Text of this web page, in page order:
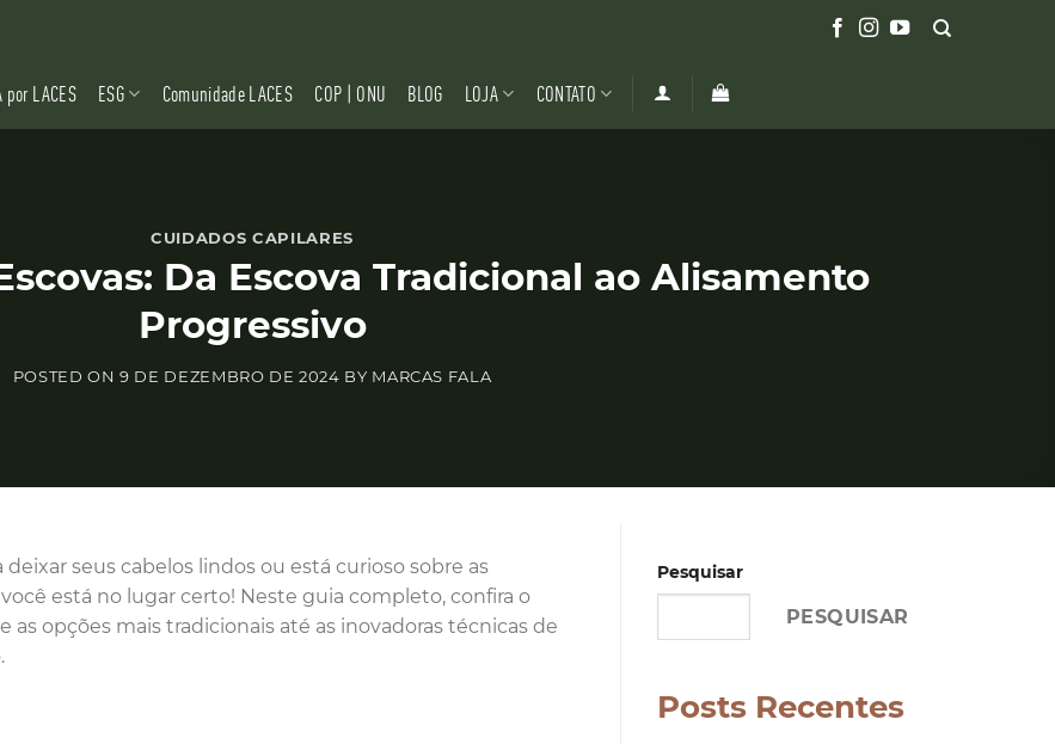
por LACES ESG Comunidade LACES COP | ONU BLOG LOJA CONTATO
CUIDADOS CAPILARES
Da Escova Tradicional ao Alisamento
Progressivo
POSTED ON9 DE DEZEMBRO DE 2024 BY MARCAS FALA
deixar seus cabelos lindos ou está curioso sobre as
está no lugar certo! Neste guia completo, confira o
as opções mais tradicionais até as inovadoras técnicas de
Pesquisar
PESQUISAR
Posts Recentes